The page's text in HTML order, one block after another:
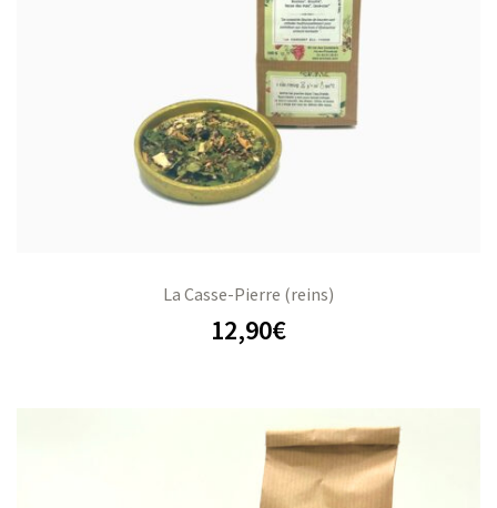
La Casse-Pierre (reins)
12,90€